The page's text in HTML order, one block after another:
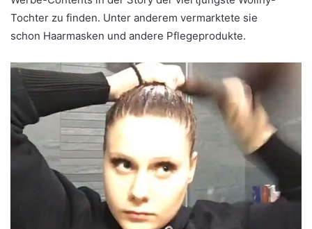
Tochter zu finden. Unter anderem vermarktete sie
schon Haarmasken und andere Pflegeprodukte.